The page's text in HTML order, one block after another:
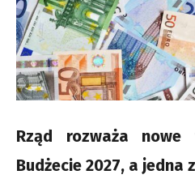
Rząd rozważa
Budżecie 2027, a jedna